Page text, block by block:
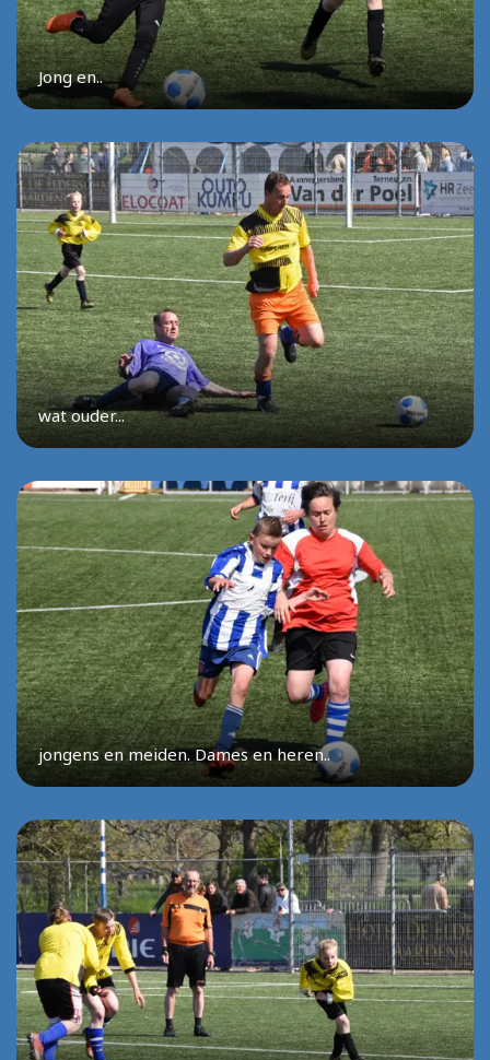
Jong en..
wat ouder...
jongens en meiden. Dames en heren..